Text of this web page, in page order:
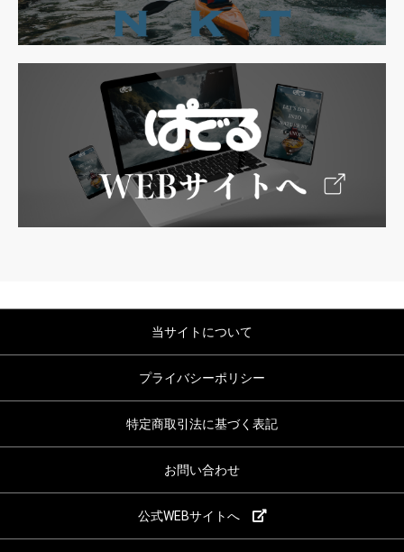
当サイトについて
プライバシーポリシー
特定商取引法に基づく表記
お問い合わせ
公式WEBサイトへ